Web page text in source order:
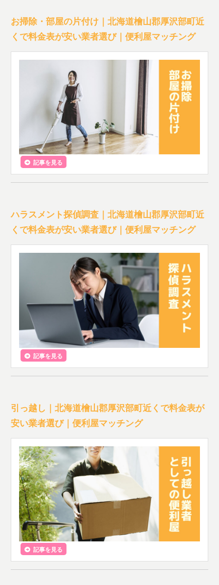
お掃除・部屋の片付け｜北海道檜山郡厚沢部町近
くで料金表が安い業者選び｜便利屋マッチング
記事を見る
ハラスメント探偵調査｜北海道檜山郡厚沢部町近
くで料金表が安い業者選び｜便利屋マッチング
記事を見る
引っ越し｜北海道檜山郡厚沢部町近くで料金表が
安い業者選び｜便利屋マッチング
記事を見る